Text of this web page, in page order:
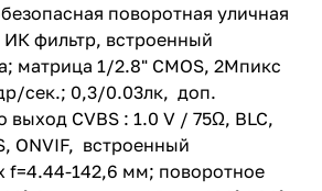
цифровой
поворотная уличная
фильтр, встроенный
матрица 1/2.8" CMOS, 2Мпикс
сек.; 0,3/0.03лк, доп.
выход CVBS : 1.0 V / 75Ω, BLC,
ONVIF, встроенный
f=4.44-142,6 мм; поворотное